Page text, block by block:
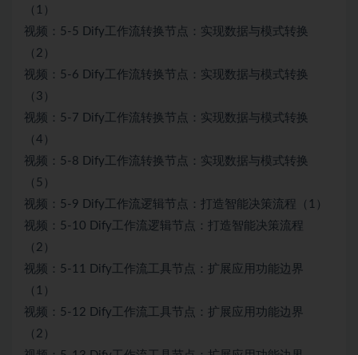
（1）
视频：5-5 Dify工作流转换节点：实现数据与模式转换
（2）
视频：5-6 Dify工作流转换节点：实现数据与模式转换
（3）
视频：5-7 Dify工作流转换节点：实现数据与模式转换
（4）
视频：5-8 Dify工作流转换节点：实现数据与模式转换
（5）
视频：5-9 Dify工作流逻辑节点：打造智能决策流程（1）
视频：5-10 Dify工作流逻辑节点：打造智能决策流程
（2）
视频：5-11 Dify工作流工具节点：扩展应用功能边界
（1）
视频：5-12 Dify工作流工具节点：扩展应用功能边界
（2）